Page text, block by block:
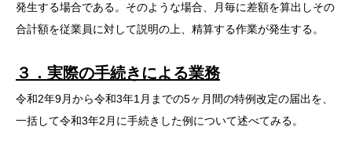
発生する場合である。そのような場合、月毎に差額を算出しその
合計額を従業員に対して説明の上、精算する作業が発生する。
３．実際の手続きによる業務
令和2年9月から令和3年1月までの5ヶ月間の特例改定の届出を、
一括して令和3年2月に手続きした例について述べてみる。